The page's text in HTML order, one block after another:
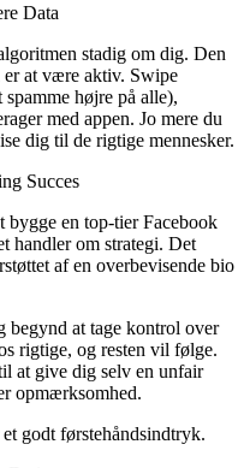
Data
stadig om dig. Den
er at være aktiv. Swipe
højre på alle),
med appen. Jo mere du
dig til de rigtige mennesker.
Succes
en top-tier Facebook
handler om strategi. Det
af en overbevisende bio
begynd at tage kontrol over
rigtige, og resten vil følge.
at give dig selv en unfair
opmærksomhed.
godt førstehåndsindtryk.